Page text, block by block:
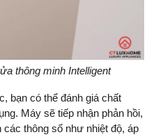
thông minh Intelligent
bạn có thể đánh giá chất
Máy sẽ tiếp nhận phản hồi,
thông số như nhiệt độ, áp